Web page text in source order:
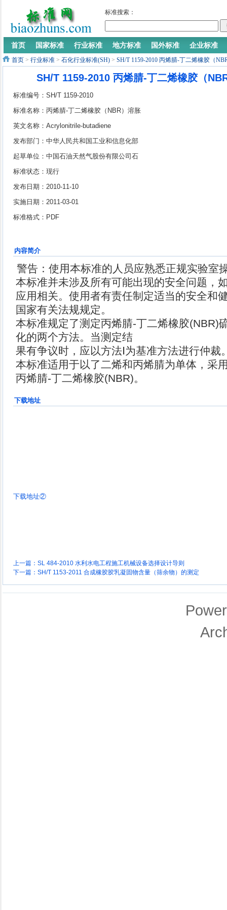
标准搜索：
首页 国家标准 行业标准 地方标准 国外标准 企业标准
首页 > 行业标准 > 石化行业标准(SH) > SH/T 1159-2010 丙烯腈-丁二烯橡胶（
SH/T 1159-2010 丙烯腈-丁二烯橡胶（
标准编号：SH/T 1159-2010
标准名称：丙烯腈-丁二烯橡胶（NBR）溶胀
度的测定
英文名称：Acrylonitrile-butadiene
rubber（NBR）——Determination of the
swelling ratio
发布部门：中华人民共和国工业和信息化部
起草单位：中国石油天然气股份有限公司石
油化工研究院兰州化工研究中心
标准状态：现行
发布日期：2010-11-10
实施日期：2011-03-01
标准格式：PDF
内容简介
警告：使用本标准的人员应熟悉正规实验室
本标准并未涉及所有可能出现的安全问题，
应用相关。使用者有责任制定适当的安全和
国家有关法规规定。
本标准规定了测定丙烯腈-丁二烯橡胶(NBR)
化的两个方法。当测定结
果有争议时，应以方法Ⅰ为基准方法进行仲裁
本标准适用于以了二烯和丙烯腈为单体，采
丙烯腈-丁二烯橡胶(NBR)。
下载地址
下载地址②
上一篇： SL 484-2010 水利水电工程施工机械设备选择设计导则
下一篇： SH/T 1153-2011 合成橡胶胶乳凝固物含量（筛余物）的测定